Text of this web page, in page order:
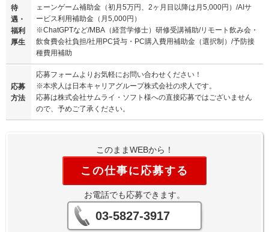
待
遇・
福利
厚生
ェーンゲーム補助金（初月5万円、2ヶ月目以降は月5,000円）/AIサ
ービス利用補助金（月5,000円）
※ChatGPTなど/MBA（経営学修士）研修受講補助/リモート飲み会・
飲食費会社負担/社用PC貸与・PC購入費用補助金（選択制）/予防接
種費用補助
応募
方法
応募フォームよりお気軽にお問い合わせください！
※本求人は日本キャリアグループ株式会社の求人です。
応募は株式会社サムライ・ソフト様への直接応募ではございません
ので、予めご了承ください。
このままWEBから！
この仕事に応募する
お電話でも応募できます。
03-5827-3917